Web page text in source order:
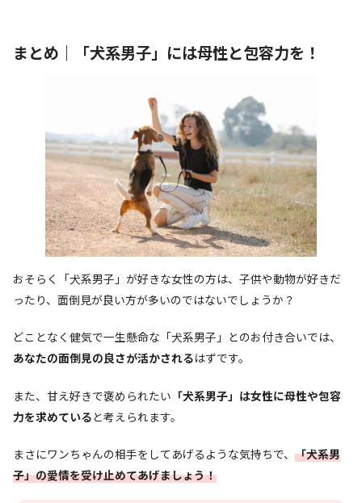
まとめ｜「犬系男子」には母性と包容力を！
おそらく「犬系男子」が好きな女性の方は、子供や動物が好きだ
ったり、面倒見が良い方が多いのではないでしょうか？
どことなく健気で一生懸命な「犬系男子」とのお付き合いでは、
あなたの面倒見の良さが活かされるはずです。
また、甘え好きで褒められたい 「犬系男子」は女性に母性や包容
力を求めている と考えられます。
まさにワンちゃんの相手をしてあげるような気持ちで、 「犬系男
子」の愛情を受け止めてあげましょう！